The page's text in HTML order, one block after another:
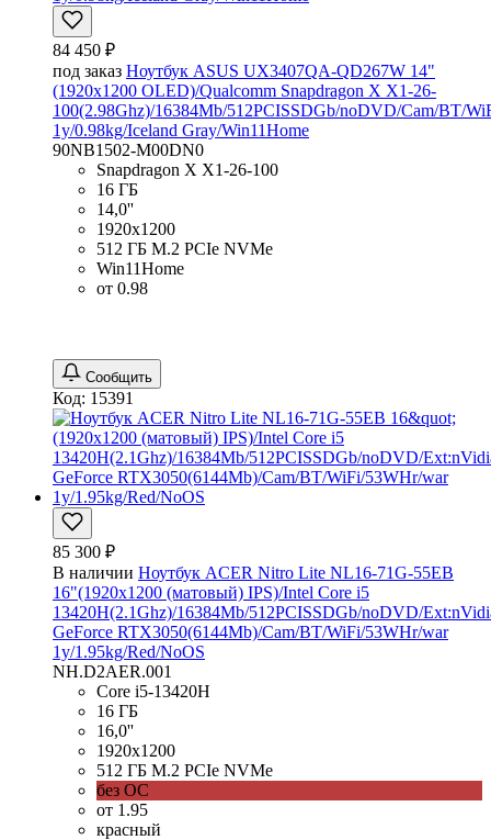
84 450 ₽
под заказ Ноутбук ASUS UX3407QA-QD267W 14"
(1920x1200 OLED)/Qualcomm Snapdragon X X1-26-
100(2.98Ghz)/16384Mb/512PCISSDGb/noDVD/Cam/BT/
1y/0.98kg/Iceland Gray/Win11Home
90NB1502-M00DN0
Snapdragon X X1-26-100
16 ГБ
14,0''
1920x1200
512 ГБ M.2 PCIe NVMe
Win11Home
от 0.98
Сообщить
Код: 15391
85 300 ₽
В наличии Ноутбук ACER Nitro Lite NL16-71G-55EB
16"(1920x1200 (матовый) IPS)/Intel Core i5
13420H(2.1Ghz)/16384Mb/512PCISSDGb/noDVD/
GeForce RTX3050(6144Mb)/Cam/BT/WiFi/53WHr/war
1y/1.95kg/Red/NoOS
NH.D2AER.001
Core i5-13420H
16 ГБ
16,0''
1920x1200
512 ГБ M.2 PCIe NVMe
без ОС
от 1.95
красный